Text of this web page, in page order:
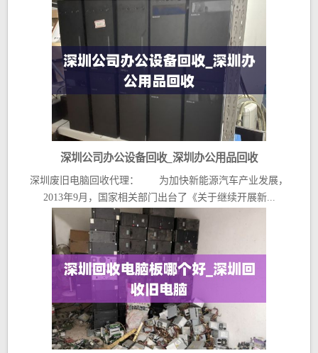
深圳公司办公设备回收_深圳办公用品回收
深圳废旧电脑回收代理： 为加快新能源汽车产业发展，
2013年9月，国家相关部门出台了《关于继续开展新...